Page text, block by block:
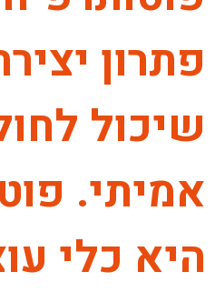
פתרון
שיכול
אמיתי.
היא כלי